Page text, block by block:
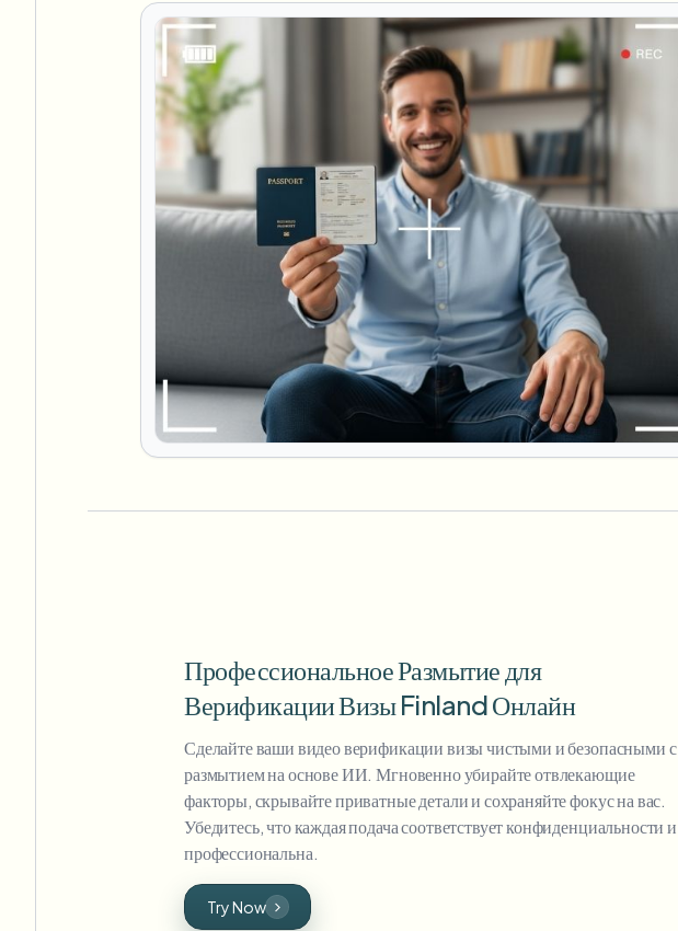
Профессиональное Размытие для
Верификации Визы Finland Онлайн
Сделайте ваши видео верификации визы чистыми и безопасными с
размытием на основе ИИ. Мгновенно убирайте отвлекающие
факторы, скрывайте приватные детали и сохраняйте фокус на вас.
Убедитесь, что каждая подача соответствует конфиденциальности и
профессиональна.
Try Now